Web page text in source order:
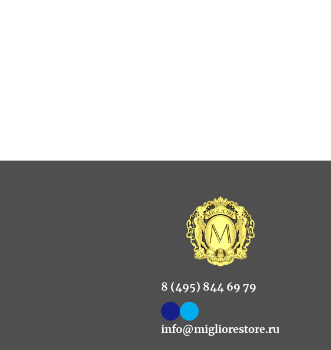
8 (495) 844 69 79
info@migliorestore.ru